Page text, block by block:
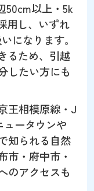
辺50cm以上・5k
用し、いずれ
になります。
るため、引越
したい方にも
王相模原線・J
ュータウンや
知られる自然
市・府中市・
のアクセスも